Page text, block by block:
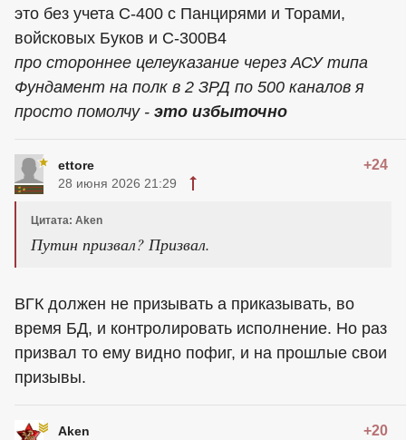
это без учета С-400 с Панцирями и Торами,
войсковых Буков и С-300В4
про стороннее целеуказание через АСУ типа
Фундамент на полк в 2 ЗРД по 500 каналов я
просто помолчу - это избыточно
ettore +24
28 июня 2026 21:29
Цитата: Aken
Путин призвал? Призвал.
ВГК должен не призывать а приказывать, во
время БД, и контролировать исполнение. Но раз
призвал то ему видно пофиг, и на прошлые свои
призывы.
Aken +20